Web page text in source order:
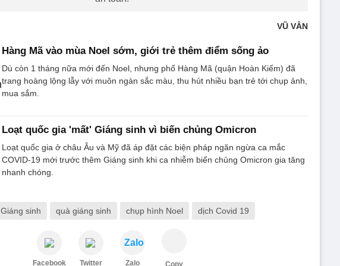
VŨ VÂN
Hàng Mã vào mùa Noel sớm, giới trẻ thêm điểm sống ảo
Dù còn 1 tháng nữa mới đến Noel, nhưng phố Hàng Mã (quận Hoàn Kiếm) đã
trang hoàng lộng lẫy với muôn ngàn sắc màu, thu hút nhiều bạn trẻ tới chụp ảnh,
mua sắm.
Loạt quốc gia 'mất' Giáng sinh vì biến chủng Omicron
Loạt quốc gia ở châu Âu và Mỹ đã áp đặt các biện pháp ngăn ngừa ca mắc
COVID-19 mới trước thêm Giáng sinh khi ca nhiễm biến chủng Omicron gia tăng
nhanh chóng.
Giáng sinh quà giáng sinh chụp hình Noel dịch Covid 19
Facebook Twitter
Zalo
Zalo